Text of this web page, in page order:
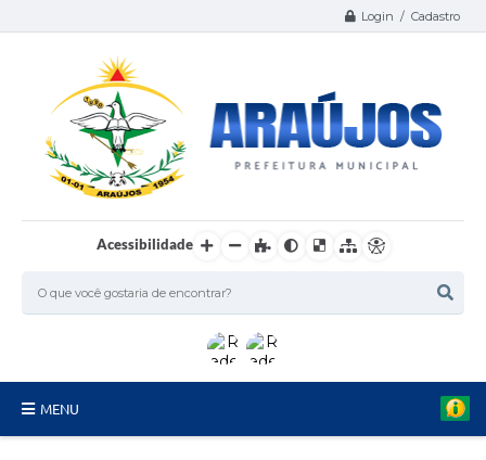
Login / Cadastro
Acessibilidade
MENU